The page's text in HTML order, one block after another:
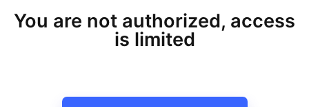
You are not authorized, access
is limited